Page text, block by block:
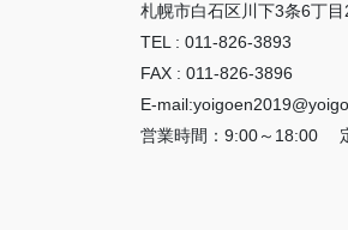
札幌市白石区川下3条6丁
TEL : 011-826-3893
FAX : 011-826-3896
E-
営業時間：9:00～18:00